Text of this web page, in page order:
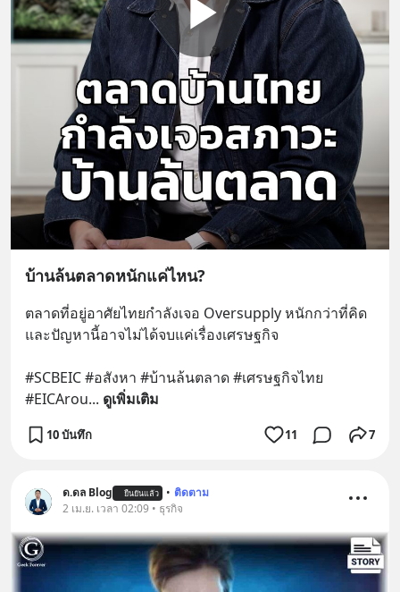
บ้านล้นตลาดหนักแค่ไหน?
ตลาดที่อยู่อาศัยไทยกำลังเจอ Oversupply หนักกว่าที่คิด
และปัญหานี้อาจไม่ได้จบแค่เรื่องเศรษฐกิจ
#SCBEIC #อสังหา #บ้านล้นตลาด #เศรษฐกิจไทย
#EICArou... ดูเพิ่มเติม
10 บันทึก 11 7
ด.ดล Blog ยืนยันแล้ว • ติดตาม
2 เม.ย. เวลา 02:09 • ธุรกิจ